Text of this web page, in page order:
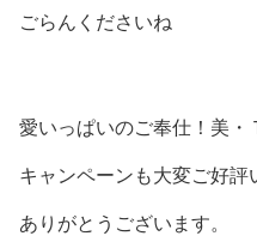
ごらんくださいね
愛いっぱいのご奉仕！美・
キャンペーンも大変ご好評
ありがとうございます。